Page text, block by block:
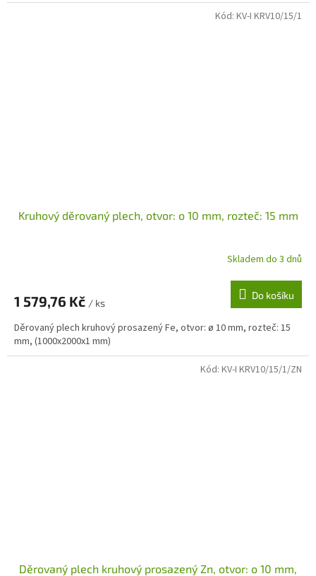
Kruhový děrovaný plech, otvor: o 10 mm, rozteč: 15 mm
Skladem do 3 dnů
1 579,76 Kč / ks
Do košíku
Děrovaný plech kruhový prosazený Fe, otvor: ø 10 mm, rozteč: 15
mm, (1000x2000x1 mm)
Kód: KV-I KRV10/15/1
Děrovaný plech kruhový prosazený Zn, otvor: o 10 mm,
Kód: KV-I KRV10/15/1/ZN